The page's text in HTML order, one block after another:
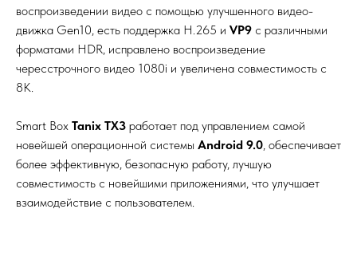
воспроизведении видео с помощью улучшенного видео-
движка Gen10, есть поддержка H.265 и VP9 с различными
форматами HDR, исправлено воспроизведение
чересстрочного видео 1080i и увеличена совместимость с
8K.
Smart Box Tanix TX3 работает под управлением самой
новейшей операционной системы Android 9.0 , обеспечивает
более эффективную, безопасную работу, лучшую
совместимость с новейшими приложениями, что улучшает
взаимодействие с пользователем.